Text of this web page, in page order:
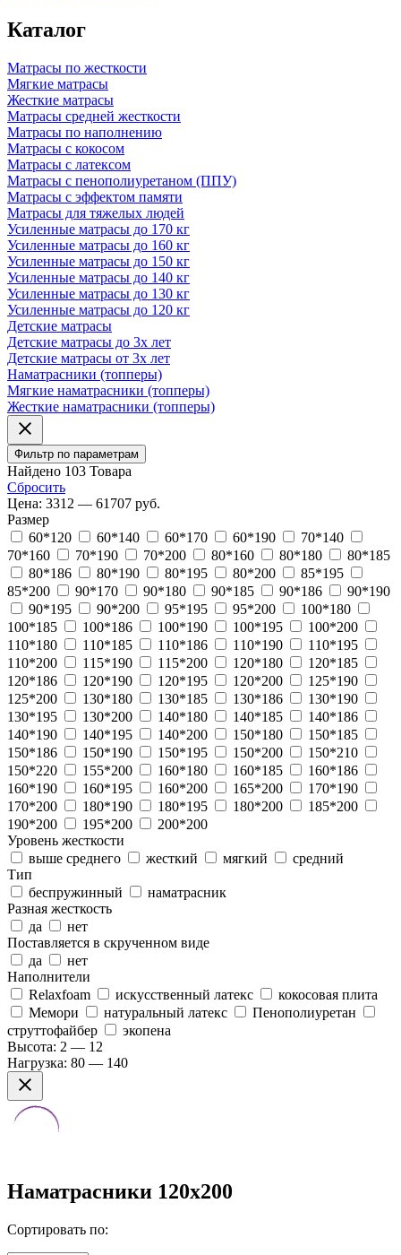
Каталог
Матрасы по жесткости
Мягкие матрасы
Жесткие матрасы
Матрасы средней жесткости
Матрасы по наполнению
Матрасы с кокосом
Матрасы с латексом
Матрасы с пенополиуретаном (ППУ)
Матрасы с эффектом памяти
Матрасы для тяжелых людей
Усиленные матрасы до 170 кг
Усиленные матрасы до 160 кг
Усиленные матрасы до 150 кг
Усиленные матрасы до 140 кг
Усиленные матрасы до 130 кг
Усиленные матрасы до 120 кг
Детские матрасы
Детские матрасы до 3х лет
Детские матрасы от 3х лет
Наматрасники (топперы)
Мягкие наматрасники (топперы)
Жесткие наматрасники (топперы)
Фильтр по параметрам
Найдено 103 Товара
Сбросить
Цена: 3312 — 61707 руб.
Размер
60*120
60*140 60*170 60*190
70*140
70*160
70*190 70*200 80*160 80*180
80*185
80*186
80*190 80*195 80*200
85*195
85*200
90*170 90*180 90*185 90*186
90*190
90*195
90*200 95*195 95*200
100*180
100*185
100*186 100*190 100*195
100*200
110*180
110*185 110*186 110*190
110*195
110*200
115*190 115*200 120*180
120*185
120*186
120*190 120*195 120*200
125*190
125*200
130*180 130*185 130*186
130*190
130*195
130*200 140*180 140*185
140*186
140*190
140*195 140*200 150*180
150*185
150*186
150*190 150*195 150*200
150*210
150*220
155*200 160*180 160*185
160*186
160*190
160*195 160*200 165*200
170*190
170*200
180*190 180*195 180*200
185*200
190*200
195*200
200*200
Уровень жесткости
выше среднего
жесткий мягкий
средний
Тип
беспружинный
наматрасник
Разная жесткость
да
нет
Поставляется в скрученном виде
да
нет
Наполнители
Relaxfoam
искусственный латекс
кокосовая плита
Мемори
натуральный латекс
Пенополиуретан
струттофайбер
экопена
Высота: 2 — 12
Нагрузка: 80 — 140
Наматрасники 120x200
Сортировать по: